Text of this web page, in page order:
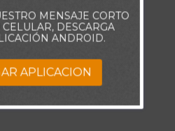
entra con su guisadoy
ha quitado la bendición
para mí también,
MENSAJE CORTO
DESCARGA
ANDROID.
APLICACION